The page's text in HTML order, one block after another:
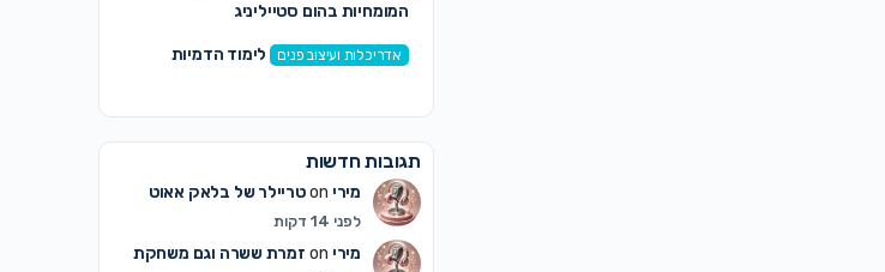
המומחיות בהום סטייליניג
אדריכלות ועיצוב פנים לימוד הדמיות
תגובות חדשות
מירי טריילר של בלאק אאוט
לפני 14 דקות
מירי זמרת ששרה וגם משחקת